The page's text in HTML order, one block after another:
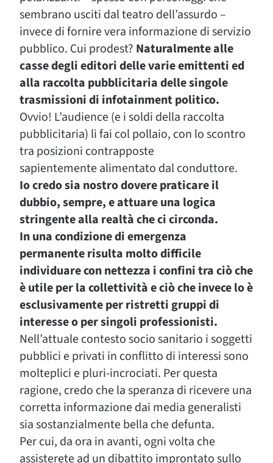
sembrano usciti dal teatro dell’assurdo –
invece di fornire vera informazione di servizio
pubblico. Cui prodest? Naturalmente alle
casse degli editori delle varie emittenti ed
alla raccolta pubblicitaria delle singole
trasmissioni di infotainment politico.
Ovvio! L’audience (e i soldi della raccolta
pubblicitaria) li fai col pollaio, con lo scontro
tra posizioni contrapposte
sapientemente alimentato dal conduttore.
Io credo sia nostro dovere praticare il
dubbio, sempre, e attuare una logica
stringente alla realtà che ci circonda.
In una condizione di emergenza
permanente risulta molto difficile
individuare con nettezza i confini tra ciò che
è utile per la collettività e ciò che invece lo è
esclusivamente per ristretti gruppi di
interesse o per singoli professionisti.
Nell’attuale contesto socio sanitario i soggetti
pubblici e privati in conflitto di interessi sono
molteplici e pluri-incrociati. Per questa
ragione, credo che la speranza di ricevere una
corretta informazione dai media generalisti
sia sostanzialmente bella che defunta.
Per cui, da ora in avanti, ogni volta che
assisterete ad un dibattito improntato sullo